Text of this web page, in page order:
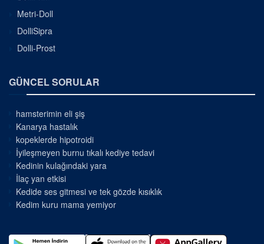
Metri-Doll
DolliSipra
Dolli-Prost
GÜNCEL SORULAR
hamsterimin eli şiş
Kanarya hastalık
kopeklerde hipotroidi
İyileşmeyen burnu tıkalı kediye tedavi
Kedinin kulağındaki yara
İlaç yan etkisi
Kedide ses gitmesi ve tek gözde kısıklık
Kedim kuru mama yemiyor